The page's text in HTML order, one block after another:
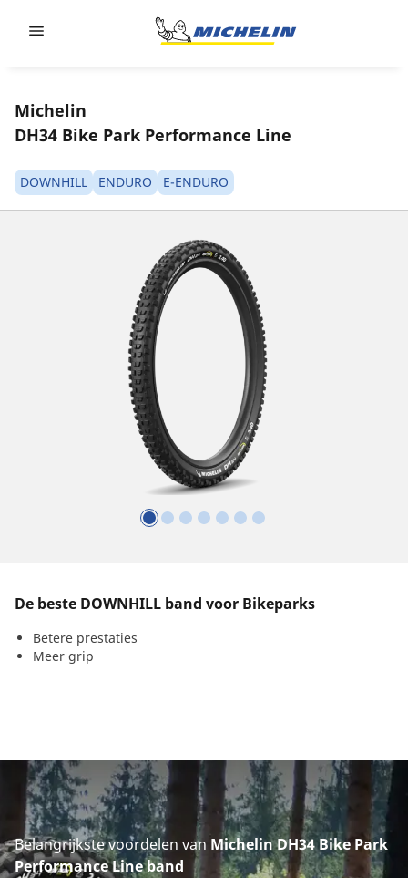
Michelin
DH34 Bike Park Performance Line
DOWNHILL ENDURO E-ENDURO
De beste DOWNHILL band voor Bikeparks
Betere prestaties
Meer grip
Belangrijkste voordelen van Michelin DH34 Bike Park
Performance Line band